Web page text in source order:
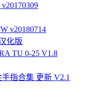
v20180714
化版
TU 0-25 V1.8
指合集 更新 V2.1